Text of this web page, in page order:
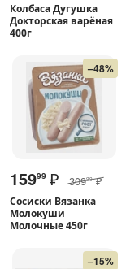
Колбаса Дугушка
Докторская варёная
400г
–48%
15999 ₽ 30999 ₽
Сосиски Вязанка
Молокуши
Молочные 450г
–15%